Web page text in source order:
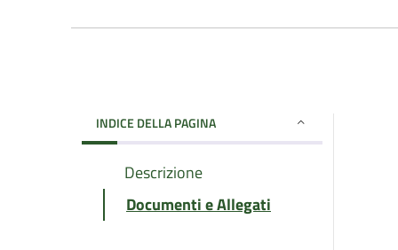
INDICE DELLA PAGINA
Descrizione
Documenti e Allegati